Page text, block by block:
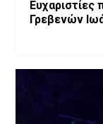
Ευχαριστίες
Γρεβενών